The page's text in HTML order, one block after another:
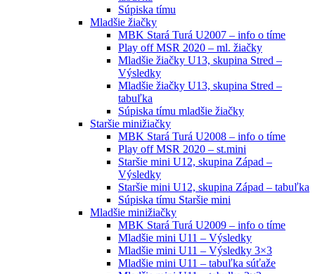
Súpiska tímu
Mladšie žiačky
MBK Stará Turá U2007 – info o tíme
Play off MSR 2020 – ml. žiačky
Mladšie žiačky U13, skupina Stred –
Výsledky
Mladšie žiačky U13, skupina Stred –
tabuľka
Súpiska tímu mladšie žiačky
Staršie minižiačky
MBK Stará Turá U2008 – info o tíme
Play off MSR 2020 – st.mini
Staršie mini U12, skupina Západ –
Výsledky
Staršie mini U12, skupina Západ – tabuľka
Súpiska tímu Staršie mini
Mladšie minižiačky
MBK Stará Turá U2009 – info o tíme
Mladšie mini U11 – Výsledky
Mladšie mini U11 – Výsledky 3×3
Mladšie mini U11 – tabuľka súťaže